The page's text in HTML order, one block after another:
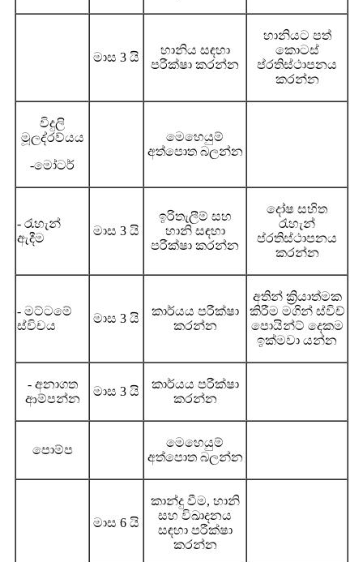
මාස 3 යි
හානිය සඳහා
පරීක්ෂා කරන්න
හානියට පත්
කොටස්
ප්රතිස්ථාපනය
කරන්න
විදුලි
මූලද්රව්යය
-මෝටර්
මෙහෙයුම්
අත්පොත බලන්න
- රැහැන්
ඇදීම
මාස 3 යි
ඉරිතැලීම් සහ
හානි සඳහා
පරීක්ෂා කරන්න
දෝෂ සහිත
රැහැන්
ප්රතිස්ථාපනය
කරන්න
- මට්ටමේ
ස්විචය
මාස 3 යි
කාර්යය පරීක්ෂා
කරන්න
අතින් ක්‍රියාත්මක
කිරීම මගින් ස්විච්
පොයින්ට් දෙකම
ඉක්මවා යන්න
- අනාගත
ආම්පන්න
මාස 3 යි
කාර්යය පරීක්ෂා
කරන්න
පොම්ප
මෙහෙයුම්
අත්පොත බලන්න
මාස 6 යි
කාන්දු වීම, හානි
සහ විඛාදනය
සඳහා පරීක්ෂා
කරන්න